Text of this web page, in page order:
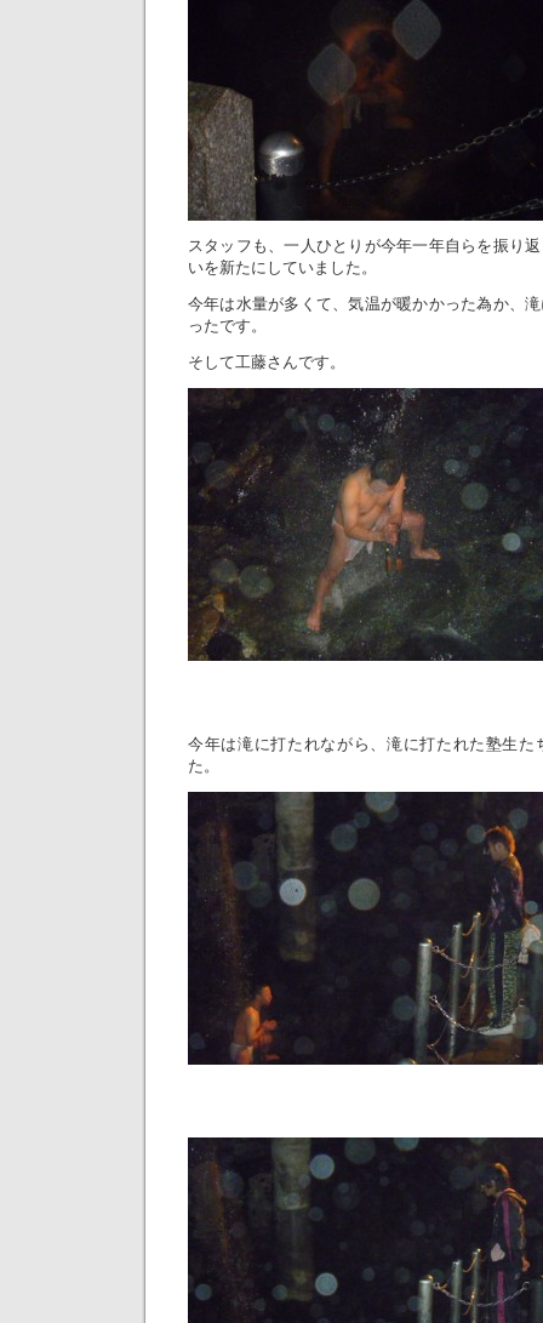
スタッフも、一人ひとりが今年一年自らを振り
いを新たにしていました。
今年は水量が多くて、気温が暖かかった為か、
ったです。
そして工藤さんです。
今年は滝に打たれながら、滝に打たれた塾生た
た。